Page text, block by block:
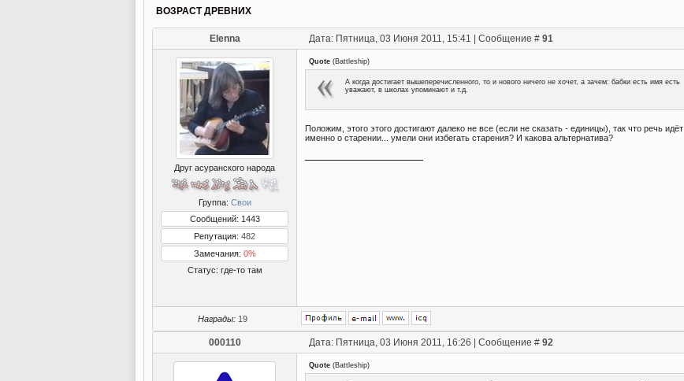
ВОЗРАСТ ДРЕВНИХ
Elenna Дата: Пятница, 03 Июня 2011, 15:41 | Сообщение # 91
Друг асуранского народа
Группа: Свои
Сообщений: 1443
Репутация: 482
Замечания: 0%
Статус: где-то там
Quote (Battleship)
А когда достигает вышеперечисленного, то и нового ничего не хочет, а зачем: бабки есть имя есть
уважают, в школах упоминают и т.д.
Положим, этого этого достигают далеко не все (если не сказать - единицы), так что речь идёт
именно о старении... умели они избегать старения? И какова альтернатива?
Награды: 19
000110 Дата: Пятница, 03 Июня 2011, 16:26 | Сообщение # 92
Quote (Battleship)